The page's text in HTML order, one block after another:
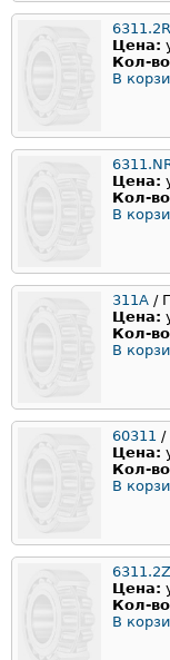
Цена:
Кол-
В
Цена:
Кол-
В
311А /
Цена:
Кол-
В
60311 /
Цена:
Кол-
В
Цена:
Кол-
В